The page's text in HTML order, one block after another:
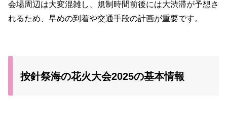
会場周辺は大変混雑し、規制時間前後には大渋滞が予想さ
れるため、早めの到着や交通手段の計画が重要です。
按針祭海の花火大会2025の基本情報